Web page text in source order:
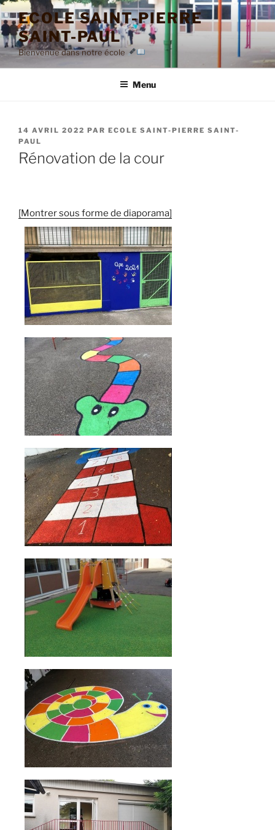
Aller
au
contenu
principal
ECOLE SAINT-PIERRE
SAINT-PAUL
Bienvenue dans notre école
Menu
PUBLIÉ
LE
14 AVRIL 2022 PAR ECOLE SAINT-PIERRE SAINT-
PAUL
Rénovation de la cour
[Montrer sous forme de diaporama]